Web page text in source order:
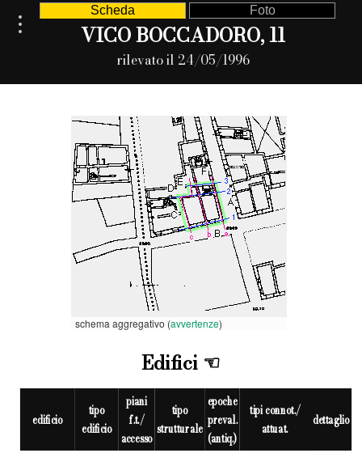
Scheda Foto
VICO BOCCADORO, 11
rilevato il 24/05/1996
schema aggregativo (avvertenze)
Edifici
edificio tipo
edificio
piani
f.t./
accesso
tipo
strutturale
epoche
preval.
(antiq.)
tipi connot./
attuat.
dettaglio